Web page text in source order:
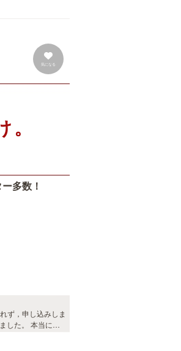
気になる
。
多数！
ず，申し込みしま
した。 本当に，